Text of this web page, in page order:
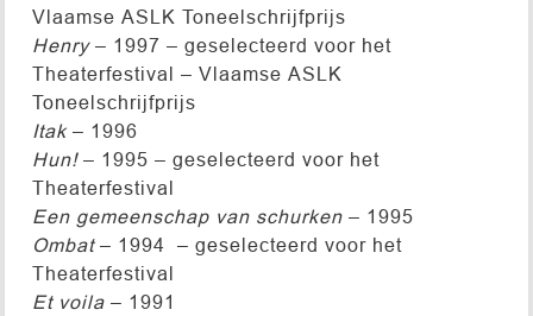
Vlaamse ASLK Toneelschrijfprijs
Henry– 1997 – ­geselecteerd voor het
Theaterfestival – Vlaamse ASLK
Toneelschrijfprijs
Itak – 1996
Hun! – 1995 – ­geselecteerd voor het
Theaterfestival
Een gemeenschap van schurken– 1995
Ombat – 1994 – ­geselecteerd voor het
Theaterfestival
Et voila– 1991